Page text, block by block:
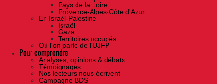
Pays de la Loire
Provence-Alpes-Côte d'Azur
En Israël-Palestine
Israël
Gaza
Territoires occupés
Où l'on parle de l'UJFP
Pour comprendre
Analyses, opinions & débats
Témoignages
Nos lecteurs nous écrivent
Campagne BDS